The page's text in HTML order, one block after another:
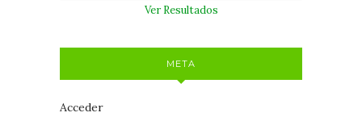
Ver Resultados
META
Acceder